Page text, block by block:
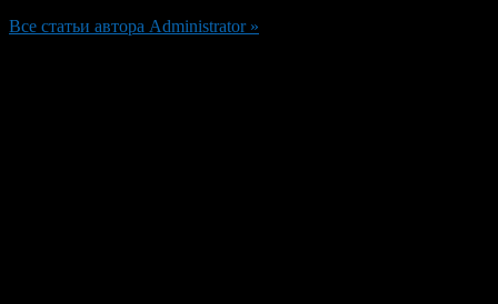
Все статьи автора Administrator »